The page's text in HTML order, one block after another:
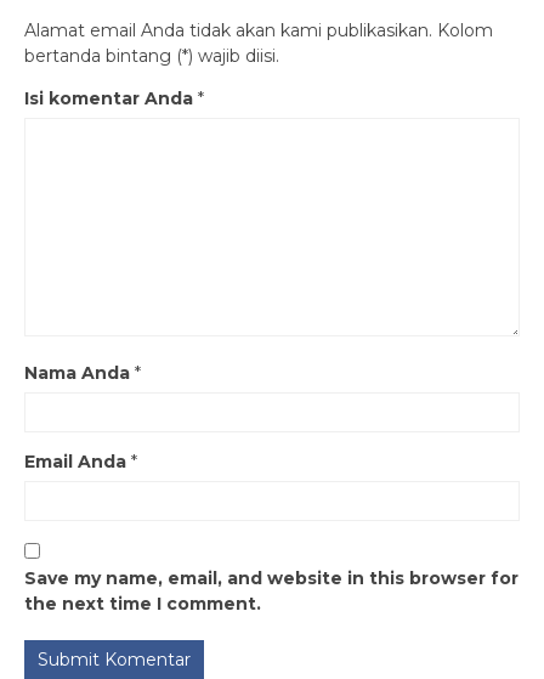
Alamat email Anda tidak akan kami publikasikan. Kolom
bertanda bintang (*) wajib diisi.
Isi komentar Anda *
Nama Anda *
Email Anda *
Save my name, email, and website in this browser for
the next time I comment.